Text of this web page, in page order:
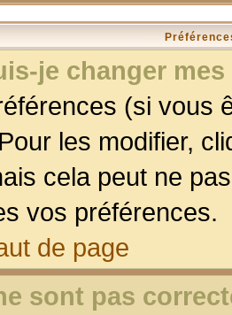
je changer
(si vous
les modifier,
cela peut ne
vos préférences.
de page
sont pas